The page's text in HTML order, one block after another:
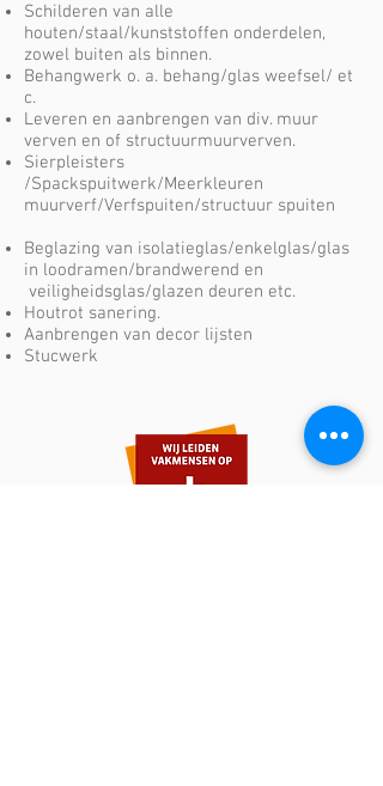
Schilderen van alle
houten/staal/kunststoffen onderdelen,
zowel buiten als binnen.
Behangwerk o. a. behang/glas weefsel/ et
c.
Leveren en aanbrengen van div. muur
verven en of structuurmuurverven.
Sierpleisters
/Spackspuitwerk/Meerkleuren
muurverf/Verfspuiten/structuur spuiten
Beglazing van isolatieglas/enkelglas/glas
in loodramen/brandwerend en
veiligheidsglas/glazen deuren etc.
Houtrot sanering.
Aanbrengen van decor lijsten
Stucwerk